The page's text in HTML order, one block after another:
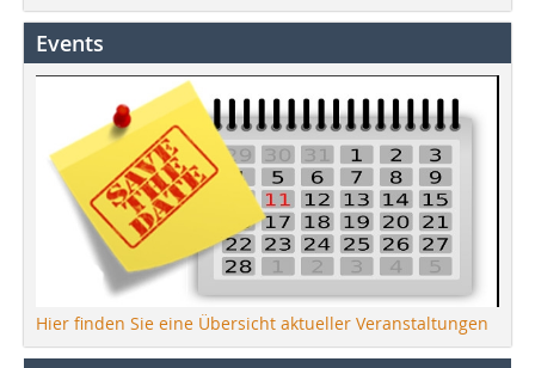
Events
Hier finden Sie eine Übersicht aktueller Veranstaltungen